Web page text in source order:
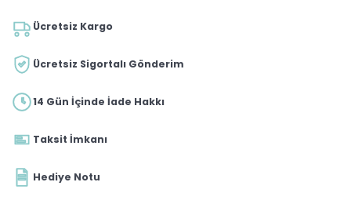
Ücretsiz Kargo
Ücretsiz Sigortalı Gönderim
14 Gün İçinde İade Hakkı
Taksit İmkanı
Hediye Notu